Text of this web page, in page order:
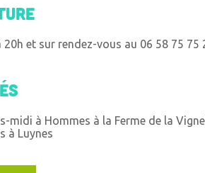
20h et sur rendez-vous au 06 58 75 75
midi à Hommes à la Ferme de la
à Luynes